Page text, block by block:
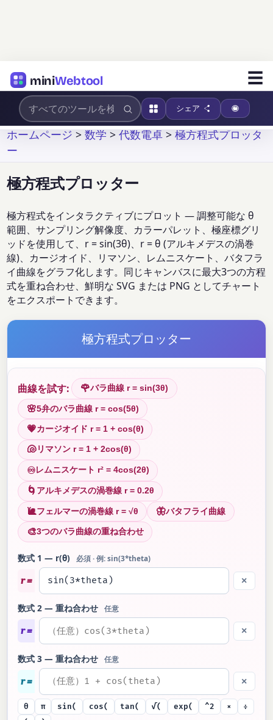
miniWebtool ☰
シェア
ホームページ>数学>代数電卓>極方程式プロッタ
ー
極方程式プロッター
極方程式をインタラクティブにプロット — 調整可能な θ
範囲、サンプリング解像度、カラーパレット、極座標グリ
ッドを使用して、r = sin(3θ)、r = θ (アルキメデスの渦巻
線)、カージオイド、リマソン、レムニスケート、バタフラ
イ曲線をグラフ化します。同じキャンバスに最大3つの方程
式を重ね合わせ、鮮明な SVG または PNG としてチャート
をエクスポートできます。
極方程式プロッター
曲線を試す: 🌹バラ曲線 r = sin(3θ)
🌸5弁のバラ曲線 r = cos(5θ)
💗カージオイド r = 1 + cos(θ)
🐚リマソン r = 1 + 2cos(θ)
♾レムニスケート r² = 4cos(2θ)
🌀 アルキメデスの渦巻線 r = 0.2θ
🐌フェルマーの渦巻線 r = √θ 🦋バタフライ曲線
🎨3つのバラ曲線の重ね合わせ
数式 1 — r(θ) 必須 · 例: sin(3*theta)
r = ×
数式 2 — 重ね合わせ 任意
r = ×
数式 3 — 重ね合わせ 任意
r = ×
θ π sin( cos( tan( √( exp( ^2 ×
÷